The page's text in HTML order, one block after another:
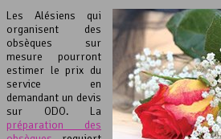
Les Alésiens qui
organisent des
obsèques sur
mesure pourront
estimer le prix du
service en
demandant un devis
sur ODO. La
préparation des